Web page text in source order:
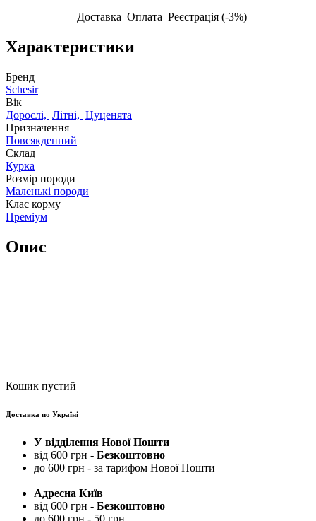
Доставка Оплата Реєстрація (-3%)
Характеристики
Бренд
Schesir
Вік
Дорослі, Літні, Цуценята
Призначення
Повсякденний
Склад
Курка
Розмір породи
Маленькі породи
Клас корму
Преміум
Опис
Кошик пустий
Доставка по Україні
У відділення Нової Пошти
від 600 грн - Безкоштовно
до 600 грн - за тарифом Нової Пошти
Адресна Київ
від 600 грн - Безкоштовно
до 600 грн - 50 грн